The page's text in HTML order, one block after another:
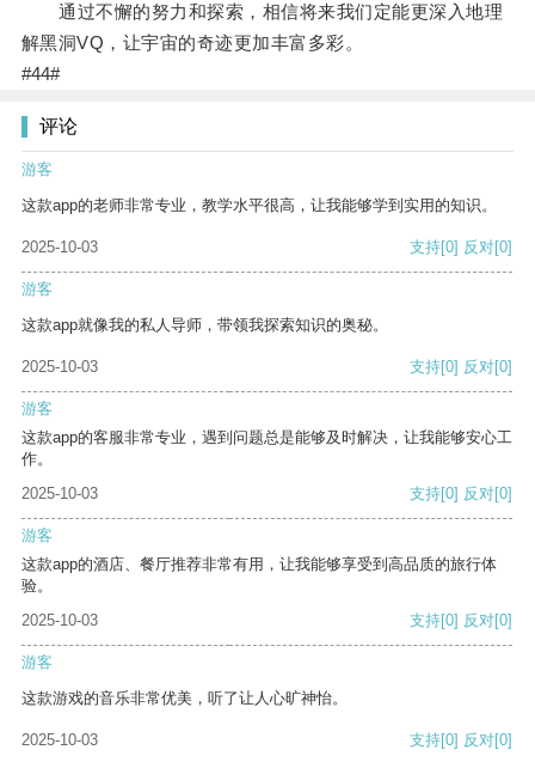
通过不懈的努力和探索，相信将来我们定能更深入地理
解黑洞VQ，让宇宙的奇迹更加丰富多彩。
#44#
评论
游客
这款app的老师非常专业，教学水平很高，让我能够学到实用的知识。
2025-10-03 支持[0] 反对[0]
游客
这款app就像我的私人导师，带领我探索知识的奥秘。
2025-10-03 支持[0] 反对[0]
游客
这款app的客服非常专业，遇到问题总是能够及时解决，让我能够安心工
作。
2025-10-03
支持[0] 反对[0]
游客
这款app的酒店、餐厅推荐非常有用，让我能够享受到高品质的旅行体
验。
2025-10-03
支持[0] 反对[0]
游客
这款游戏的音乐非常优美，听了让人心旷神怡。
2025-10-03 支持[0] 反对[0]